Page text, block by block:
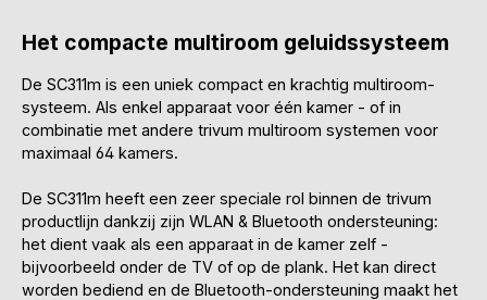
Het compacte multiroom geluidssysteem
De SC311m is een uniek compact en krachtig multiroom-
systeem. Als enkel apparaat voor één kamer - of in
combinatie met andere trivum multiroom systemen voor
maximaal 64 kamers.
De SC311m heeft een zeer speciale rol binnen de trivum
productlijn dankzij zijn WLAN & Bluetooth ondersteuning:
het dient vaak als een apparaat in de kamer zelf -
bijvoorbeeld onder de TV of op de plank. Het kan direct
worden bediend en de Bluetooth-ondersteuning maakt het